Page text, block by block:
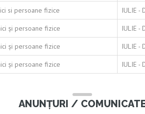
si persoane fizice IULIE -
și persoane fizice IULIE -
și persoane fizice IULIE -
și persoane fizice IULIE -
ANUNȚURI /